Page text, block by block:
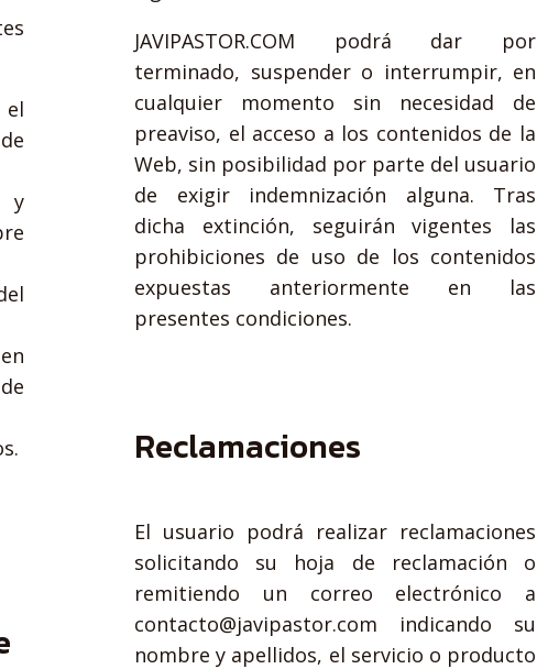
el
y
JAVIPASTOR.COM podrá dar por
terminado, suspender o interrumpir, en
cualquier momento sin necesidad de
preaviso, el acceso a los contenidos de la
Web, sin posibilidad por parte del usuario
de exigir indemnización alguna. Tras
dicha extinción, seguirán vigentes las
prohibiciones de uso de los contenidos
expuestas anteriormente en las
presentes condiciones.
Reclamaciones
El usuario podrá realizar reclamaciones
solicitando su hoja de reclamación o
remitiendo un correo electrónico a
contacto@javipastor.com indicando su
nombre y apellidos, el servicio o producto